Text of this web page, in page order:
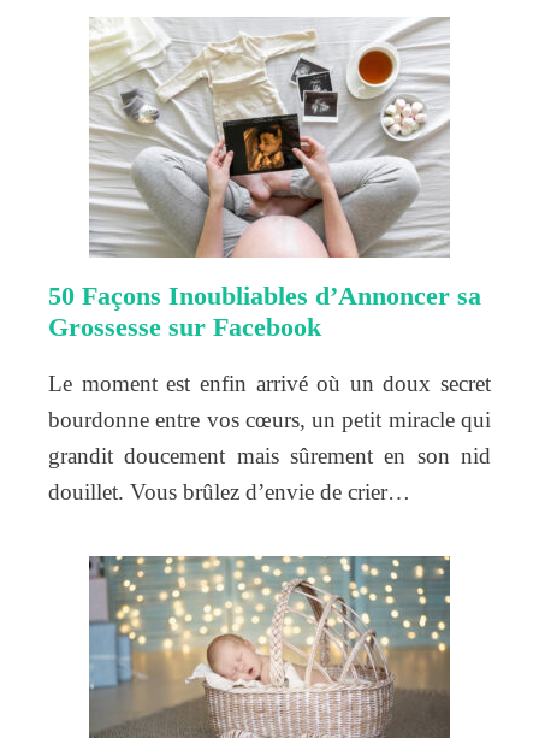
50 Façons Inoubliables d’Annoncer sa
Grossesse sur Facebook
Le moment est enfin arrivé où un doux secret
bourdonne entre vos cœurs, un petit miracle qui
grandit doucement mais sûrement en son nid
douillet. Vous brûlez d’envie de crier…